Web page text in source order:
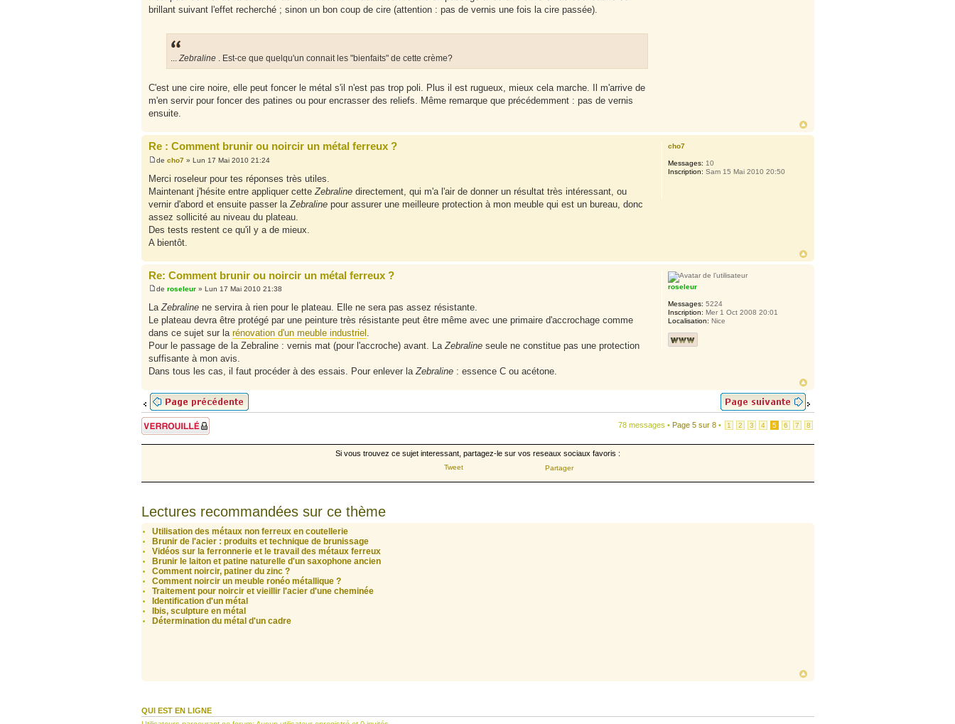
brillant suivant l'effet recherché ; sinon un bon coup de cire (attention : pas de vernis une fois la cire passée).
...Zebraline. Est-ce que quelqu'un connait les "bienfaits" de cette crème?
C'est une cire noire, elle peut foncer le métal s'il n'est pas trop poli. Plus il est rugueux, mieux cela marche. Il m'arrive de
m'en servir pour foncer des patines ou pour encrasser des reliefs. Même remarque que précédemment : pas de vernis
ensuite.
Re : Comment brunir ou noircir un métal ferreux ?
de cho7» Lun 17 Mai 2010 21:24
Merci roseleur pour tes réponses très utiles.
Maintenant j'hésite entre appliquer cette Zebralinedirectement, qui m'a l'air de donner un résultat très intéressant, ou
vernir d'abord et ensuite passer la Zebralinepour assurer une meilleure protection à mon meuble qui est un bureau, donc
assez sollicité au niveau du plateau.
Des tests restent ce qu'il y a de mieux.
A bientôt.
cho7
Messages: 10
Inscription: Sam 15 Mai 2010 20:50
Re: Comment brunir ou noircir un métal ferreux ?
de roseleur» Lun 17 Mai 2010 21:38
LaZebralinene servira à rien pour le plateau. Elle ne sera pas assez résistante.
Le plateau devra être protégé par une peinture très résistante peut être même avec une primaire d'accrochage comme
dans ce sujet sur la rénovation d'un meuble industriel .
Pour le passage de la Zebraline : vernis mat (pour l'accroche) avant. LaZebralineseule ne constitue pas une protection
suffisante à mon avis.
Dans tous les cas, il faut procéder à des essais. Pour enlever laZebraline: essence C ou acétone.
roseleur
Messages: 5224
Inscription: Mer 1 Oct 2008 20:01
Localisation: Nice
Sujet verrouillé 78 messages • Page 5sur 8• 1 2 3 4 5 6 7 8
Si vous trouvez ce sujet interessant, partagez-le sur vos reseaux sociaux favoris :
Tweet Partager
Lectures recommandées sur ce thème
Utilisation des métaux non ferreux en coutellerie
Brunir de l'acier : produits et technique de brunissage
Vidéos sur la ferronnerie et le travail des métaux ferreux
Brunir le laiton et patine naturelle d'un saxophone ancien
Comment noircir, patiner du zinc ?
Comment noircir un meuble ronéo métallique ?
Traitement pour noircir et vieillir l'acier d'une cheminée
Identification d'un métal
Ibis, sculpture en métal
Détermination du métal d'un cadre
QUI EST EN LIGNE